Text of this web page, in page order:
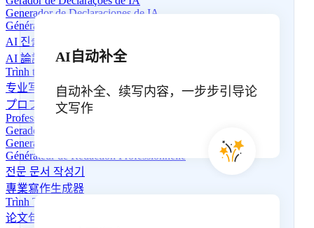
Generador de Declaraciones de IA
Générateur de déclarations IA
AI 진술 생성기
AI 論證生成器
Trình tạo câu tuyên bố AI
专业写作生成器
プロフェッショナルライティングジェネレーター
Professioneller Schreibgenerator
Gerador de Redação Profissional
Generador de Redacción Profesional
Générateur de Rédaction Professionnelle
전문 문서 작성기
專業寫作生成器
Trình Tạo Nội Dung Chuyên Nghiệp
论文句子生成器
AI自动补全
自动补全、续写内容，一步步引导论
文写作